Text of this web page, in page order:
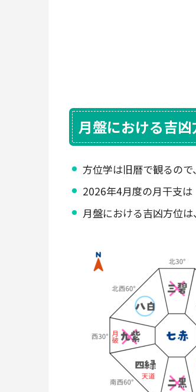
月盤における吉
方位学は旧暦で観るの
2026年4月度の月干支は
月盤における吉凶方位